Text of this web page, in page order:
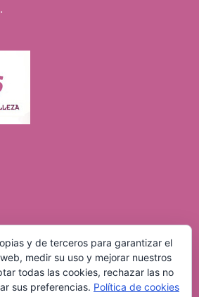
y de terceros para garantizar el
medir su uso y mejorar nuestros
todas las cookies, rechazar las no
sus preferencias. Política de cookies